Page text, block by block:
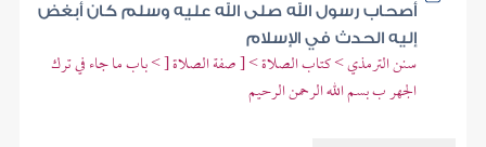
أصحاب رسول الله صلى الله عليه وسلم كان أبغض
إليه الحدث في الإسلام
سنن الترمذي > كتاب الصلاة > [ صفة الصلاة [ > باب ما جاء في ترك
الجهر ب بسم الله الرحمن الرحيم